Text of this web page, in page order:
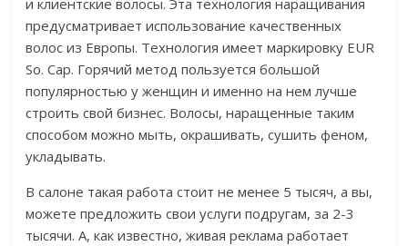
и клиентские волосы. Эта технология наращивания
предусматривает использование качественных
волос из Европы. Технология имеет маркировку EUR
So. Cap. Горячий метод пользуется большой
популярностью у женщин и именно на нем лучше
строить свой бизнес. Волосы, наращенные таким
способом можно мыть, окрашивать, сушить феном,
укладывать.
В салоне такая работа стоит не менее 5 тысяч, а вы,
можете предложить свои услуги подругам, за 2-3
тысячи. А, как известно, живая реклама работает